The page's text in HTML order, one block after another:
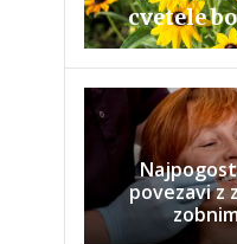
cvetele
povezavi z